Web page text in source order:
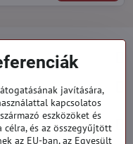
javítására,
kapcsolatos
eszközöket és
és az összegyűjtött
az EU-ban, az Egyesült